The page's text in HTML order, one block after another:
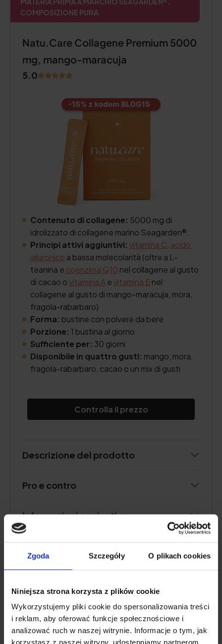
Zgoda Szczegóły O plikach cookies
Niniejsza strona korzysta z plików cookie
Wykorzystujemy pliki cookie do spersonalizowania treści
i reklam, aby oferować funkcje społecznościowe i
analizować ruch w naszej witrynie. Informacje o tym, jak
korzystasz z naszej witryny, udostępniamy partnerom
COMPOSIZIONE PURA
Natu.Care Collagene Premium 5000
mg, mango-maracuja
5.0
Contenuto di collagene: 5000 mg di
idrolizzato di collagene marino Seagarden®.
Principi attivi aggiuntivi: vitamina C acido
ialuronico a bassa molecolarità (oltre a L-
teanina e coenzima Q10 nel collagene al gusto
di cacao ovitamina Aevitamina E nel
collagene al gusto di mango-maracuja, mora,
fragola-rabarbaro)
Forma: bustine con polvere da bere
Porzione: 1 bustina al giorno
Sufficiente per: 30 giorni
Disponibile in quattro gusti: mango, mora,
fragola-rabarbaro, cacao o un mix di gusti
Controlla il prezzo
Descrizione del prodotto
Pro e contro
Informazioni aggiuntive
PEPTAN® F
Natu.Care Collagene Premium 5000
mg, naturale